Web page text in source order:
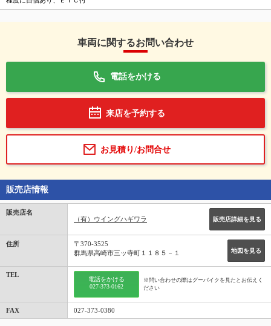
車両に関するお問い合わせ
電話をかける
来店を予約する
お見積り/お問合せ
販売店情報
販売店名
（有）ウイングハギワラ
販売店詳細を見る
住所
地図を見る
〒370-3525
群馬県高崎市三ッ寺町１１８５－１
TEL
電話をかける
027-373-0162
※問い合わせの際はグーバイクを見たとお伝えく
ださい
FAX 027-373-0380